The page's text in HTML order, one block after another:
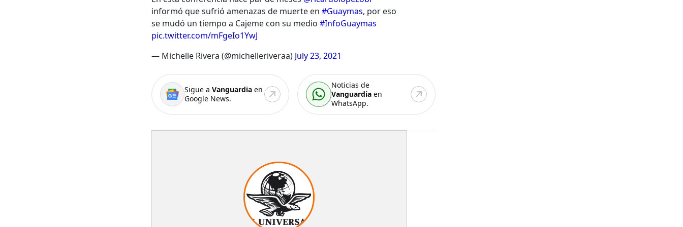
informó que sufrió amenazas de muerte en #Guaymas, por eso
se mudó un tiempo a Cajeme con su medio #InfoGuaymas
pic.twitter.com/mFgeIo1YwJ
— Michelle Rivera (@michelleriveraa) July 23, 2021
Sigue a Vanguardiaen
Google News.
Noticias de
Vanguardia en
WhatsApp.